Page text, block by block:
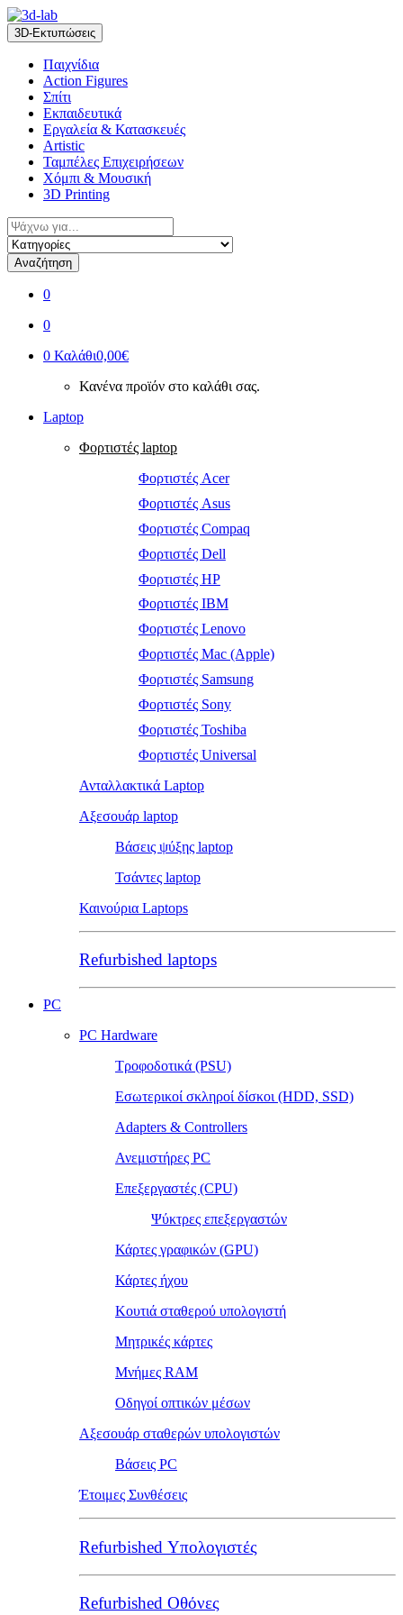
Skip
to
navigation
Skip
to
content
3D-Εκτυπώσεις
Παιχνίδια
Action Figures
Σπίτι
Εκπαιδευτικά
Εργαλεία & Κατασκευές
Artistic
Ταμπέλες Επιχειρήσεων
Χόμπι & Μουσική
3D Printing
Αναζήτηση
για:
Αναζήτηση
0
0
0 Καλάθι0,00€
Κανένα προϊόν στο καλάθι σας.
Laptop
Φορτιστές laptop
Φορτιστές Acer
Φορτιστές Asus
Φορτιστές Compaq
Φορτιστές Dell
Φορτιστές HP
Φορτιστές IBM
Φορτιστές Lenovo
Φορτιστές Mac (Apple)
Φορτιστές Samsung
Φορτιστές Sony
Φορτιστές Toshiba
Φορτιστές Universal
Ανταλλακτικά Laptop
Αξεσουάρ laptop
Βάσεις ψύξης laptop
Τσάντες laptop
Καινούρια Laptops
Refurbished laptops
PC
PC Hardware
Τροφοδοτικά (PSU)
Εσωτερικοί σκληροί δίσκοι (HDD, SSD)
Adapters & Controllers
Ανεμιστήρες PC
Επεξεργαστές (CPU)
Ψύκτρες επεξεργαστών
Κάρτες γραφικών (GPU)
Κάρτες ήχου
Κουτιά σταθερού υπολογιστή
Μητρικές κάρτες
Μνήμες RAM
Οδηγοί οπτικών μέσων
Αξεσουάρ σταθερών υπολογιστών
Βάσεις PC
Έτοιμες Συνθέσεις
Refurbished Υπολογιστές
Refurbished Οθόνες